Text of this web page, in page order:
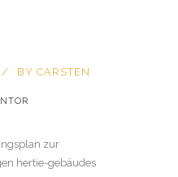
BY CARSTEN
zur
hertie-gebäudes